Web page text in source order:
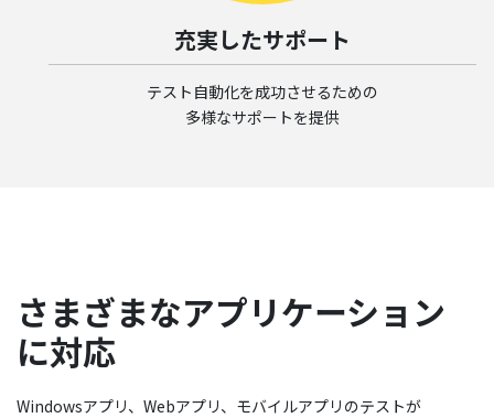
充実したサポート
テスト自動化を成功させるための
多様なサポートを提供
さまざまなアプリケーション
に対応
Windowsアプリ、Webアプリ、モバイルアプリのテストが